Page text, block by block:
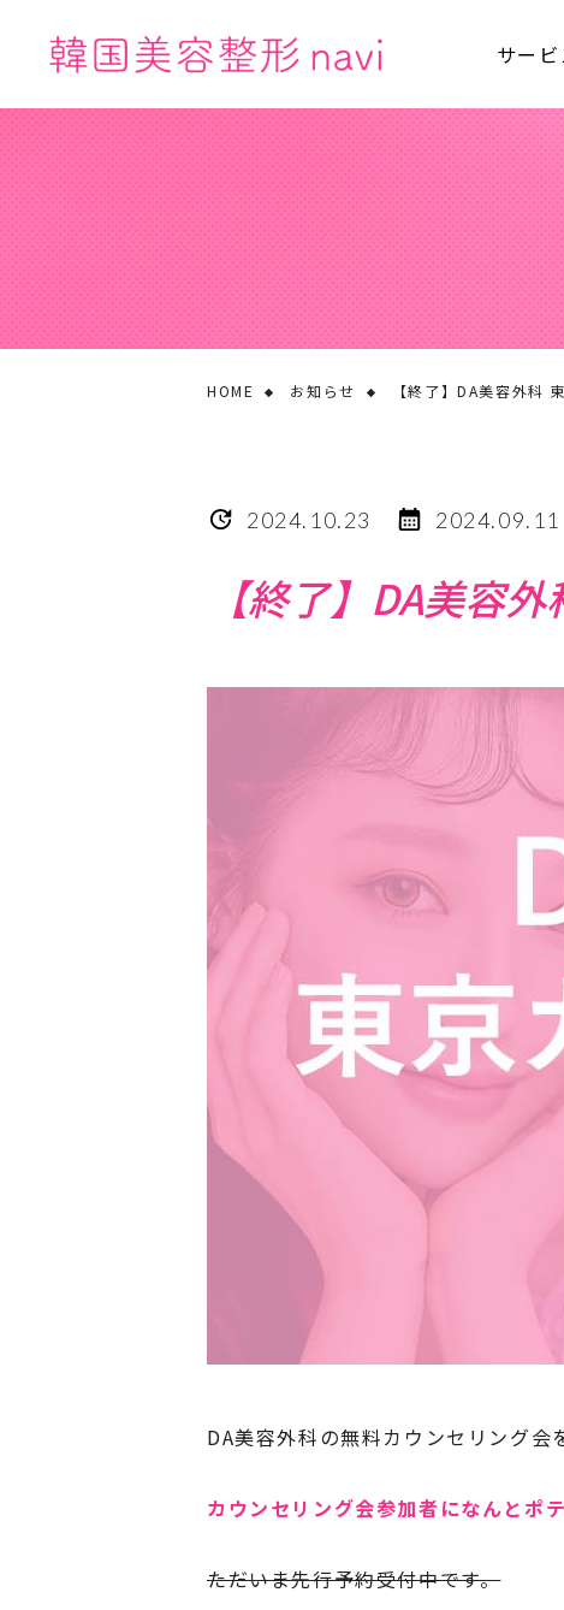
サー
HOME お知らせ 【終了】DA美容外科
2024.10.23 2024.09.11
【終了】DA美容
DA美容外科の無料カウンセリング
カウンセリング会参加者になんとポ
ただいま先行予約受付中です。